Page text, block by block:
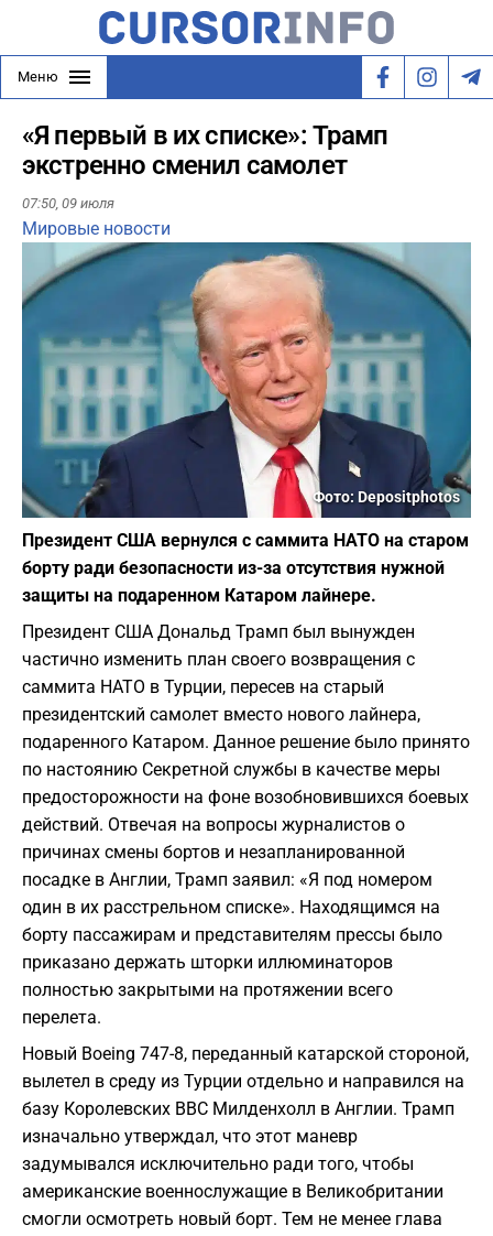
Меню
«Я первый в их списке»: Трамп
экстренно сменил самолет
07:50, 09 июля
Мировые новости
Фото: Depositphotos
Президент США вернулся с саммита НАТО на старом
борту ради безопасности из-за отсутствия нужной
защиты на подаренном Катаром лайнере.
Президент США Дональд Трамп был вынужден
частично изменить план своего возвращения с
саммита НАТО в Турции, пересев на старый
президентский самолет вместо нового лайнера,
подаренного Катаром. Данное решение было принято
по настоянию Секретной службы в качестве меры
предосторожности на фоне возобновившихся боевых
действий. Отвечая на вопросы журналистов о
причинах смены бортов и незапланированной
посадке в Англии, Трамп заявил: «Я под номером
один в их расстрельном списке». Находящимся на
борту пассажирам и представителям прессы было
приказано держать шторки иллюминаторов
полностью закрытыми на протяжении всего
перелета.
Новый Boeing 747-8, переданный катарской стороной,
вылетел в среду из Турции отдельно и направился на
базу Королевских ВВС Милденхолл в Англии. Трамп
изначально утверждал, что этот маневр
задумывался исключительно ради того, чтобы
американские военнослужащие в Великобритании
смогли осмотреть новый борт. Тем не менее глава